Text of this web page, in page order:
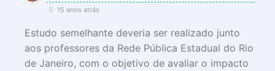
15 anos atrás
Estudo semelhante deveria ser realizado junto
aos professores da Rede Pública Estadual do Rio
de Janeiro, com o objetivo de avaliar o impacto